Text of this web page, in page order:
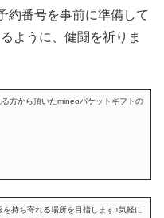
約番号を事前に準備して
ように、健闘を祈りま
方から頂いたmineoパケットギフトの
持ち寄れる場所を目指します♪気軽に